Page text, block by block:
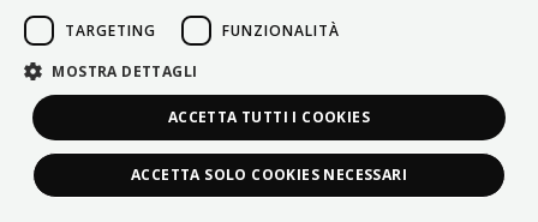
TARGETING FUNZIONALITÀ
MOSTRA DETTAGLI
ACCETTA TUTTI I COOKIES
ACCETTA SOLO COOKIES NECESSARI